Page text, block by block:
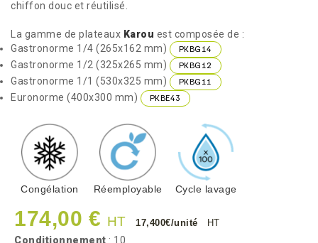
chiffon douc et réutilisé.
La gamme de plateaux Karou est composée de :
Gastronorme 1/4 (265x162 mm)
PKBG14
Gastronorme 1/2 (325x265 mm) PKBG12
Gastronorme 1/1 (530x325 mm) PKBG11
Euronorme (400x300 mm) PKBE43
Congélation Réemployable Cycle lavage
174,00 € HT 17,400€/unité HT
Conditionnement : 10